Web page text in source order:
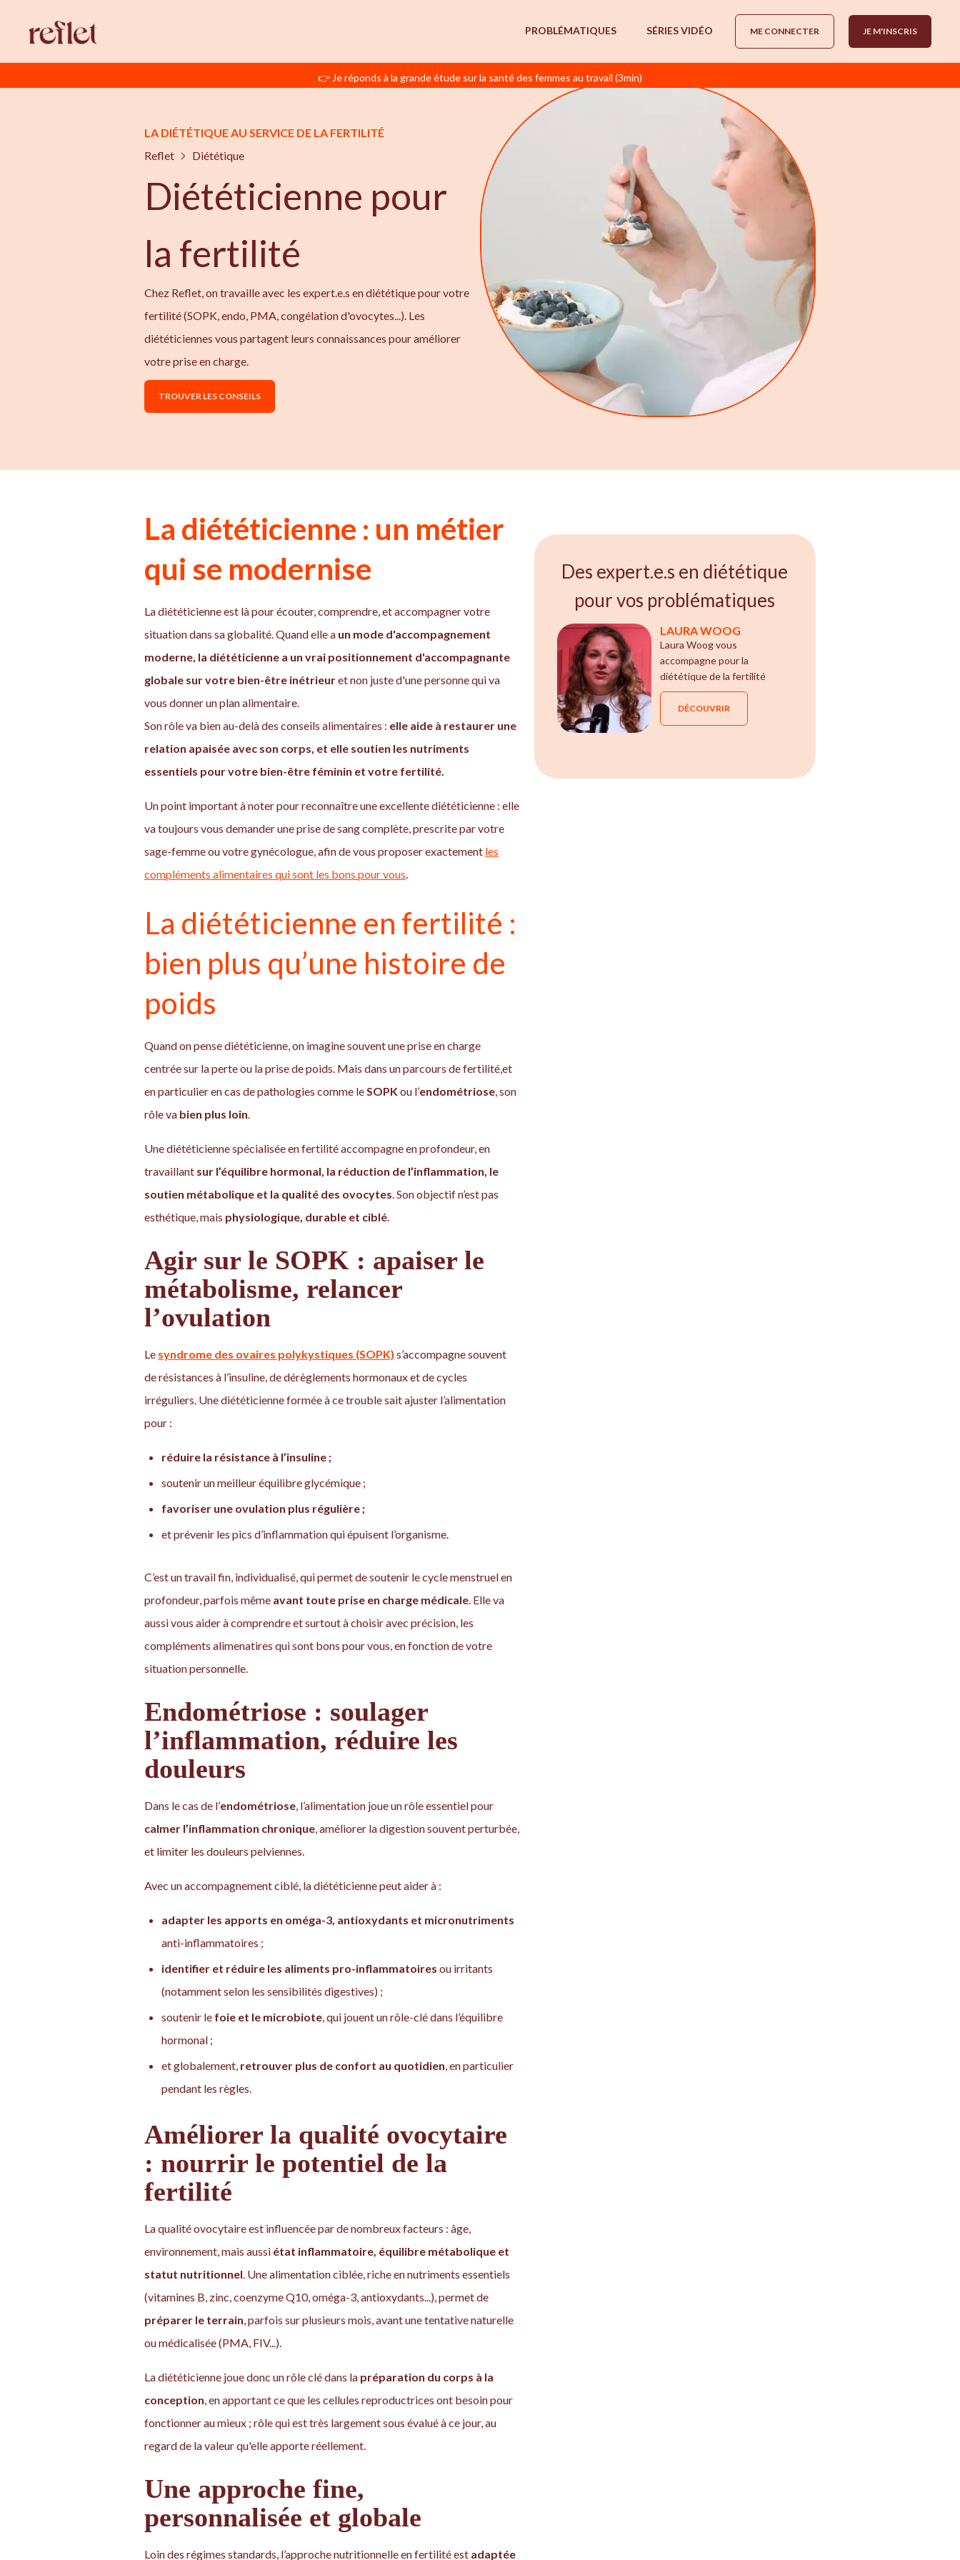
PROBLÉMATIQUES SÉRIES VIDÉO ME CONNECTER JE M'INSCRIS
👉 Je réponds à la grande étude sur la santé des femmes au travail (3min)
LA DIÉTÉTIQUE AU SERVICE DE LA FERTILITÉ
Reflet
Diététique
Diététicienne pour
la fertilité
Chez Reflet, on travaille avec les expert.e.s en diététique pour votre
fertilité (SOPK, endo, PMA, congélation d'ovocytes...). Les
diététiciennes vous partagent leurs connaissances pour améliorer
votre prise en charge.
TROUVER LES CONSEILS
La diététicienne : un métier
qui se modernise
La diététicienne est là pour écouter, comprendre, et accompagner votre
situation dans sa globalité. Quand elle a un mode d'accompagnement
moderne, la diététicienne a un vrai positionnement d'accompagnante
globale sur votre bien-être inétrieuret non juste d'une personne qui va
vous donner un plan alimentaire.
Son rôle va bien au-delà des conseils alimentaires : elle aide à restaurer une
relation apaisée avec son corps, et elle soutien les nutriments
essentiels pour votre bien-être féminin et votre fertilité.
Un point important à noter pour reconnaître une excellente diététicienne : elle
va toujours vous demander une prise de sang complète, prescrite par votre
sage-femme ou votre gynécologue, afin de vous proposer exactement les
compléments alimentaires qui sont les bons pour vous.
La diététicienne en fertilité :
bien plus qu’une histoire de
poids
Quand on pense diététicienne, on imagine souvent une prise en charge
centrée sur la perte ou la prise de poids. Mais dans un parcours de fertilité,et
en particulier en cas de pathologies comme leSOPKou l’endométriose, son
rôle va bien plus loin.
Une diététicienne spécialisée en fertilité accompagne en profondeur, en
travaillant sur l’équilibre hormonal, la réduction de l’inflammation, le
soutien métabolique et la qualité des ovocytes. Son objectif n’est pas
esthétique, mais physiologique, durable et ciblé.
Agir sur le SOPK : apaiser le
métabolisme, relancer
l’ovulation
Le syndrome des ovaires polykystiques (SOPK) s’accompagne souvent
de résistances à l’insuline, de dérèglements hormonaux et de cycles
irréguliers. Une diététicienne formée à ce trouble sait ajuster l’alimentation
pour :
réduire la résistance à l’insuline ;
soutenir un meilleur équilibre glycémique ;
favoriser une ovulation plus régulière ;
et prévenir les pics d’inflammation qui épuisent l’organisme.
C’est un travail fin, individualisé, qui permet de soutenir le cycle menstruel en
profondeur, parfois même avant toute prise en charge médicale. Elle va
aussi vous aider à comprendre et surtout à choisir avec précision, les
compléments alimenatires qui sont bons pour vous, en fonction de votre
situation personnelle.
Endométriose : soulager
l’inflammation, réduire les
douleurs
Dans le cas de l’endométriose, l’alimentation joue un rôle essentiel pour
calmer l’inflammation chronique, améliorer la digestion souvent perturbée,
et limiter les douleurs pelviennes.
Avec un accompagnement ciblé, la diététicienne peut aider à :
adapter les apports en oméga-3, antioxydants et micronutriments
anti-inflammatoires ;
identifier et réduire les aliments pro-inflammatoires ou irritants
(notamment selon les sensibilités digestives) ;
soutenir le foie et le microbiote, qui jouent un rôle-clé dans l’équilibre
hormonal ;
et globalement, retrouver plus de confort au quotidien, en particulier
pendant les règles.
Améliorer la qualité ovocytaire
: nourrir le potentiel de la
fertilité
La qualité ovocytaire est influencée par de nombreux facteurs : âge,
environnement, mais aussi état inflammatoire, équilibre métabolique et
statut nutritionnel. Une alimentation ciblée, riche en nutriments essentiels
(vitamines B, zinc, coenzyme Q10, oméga-3, antioxydants...), permet de
préparer le terrain, parfois sur plusieurs mois, avant une tentative naturelle
ou médicalisée (PMA, FIV...).
La diététicienne joue donc un rôle clé dans la préparation du corps à la
conception, en apportant ce que les cellules reproductrices ont besoin pour
fonctionner au mieux ; rôle qui est très largement sous évalué à ce jour, au
regard de la valeur qu'elle apporte réellement.
Une approche fine,
personnalisée et globale
Loin des régimes standards, l’approche nutritionnelle en fertilité est adaptée
Des expert.e.s en diététique
pour vos problématiques
LAURA WOOG
Laura Woog vous
accompagne pour la
diététique de la fertilité
DÉCOUVRIR